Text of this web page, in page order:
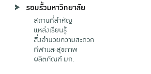
รอบรั้วมหาวิทยาลัย
สถานที่สำคัญ
แหล่งเรียนรู้
สิ่งอำนวยความสะดวก
กีฬาและสุขภาพ
ผลิตภัณฑ์ มก.